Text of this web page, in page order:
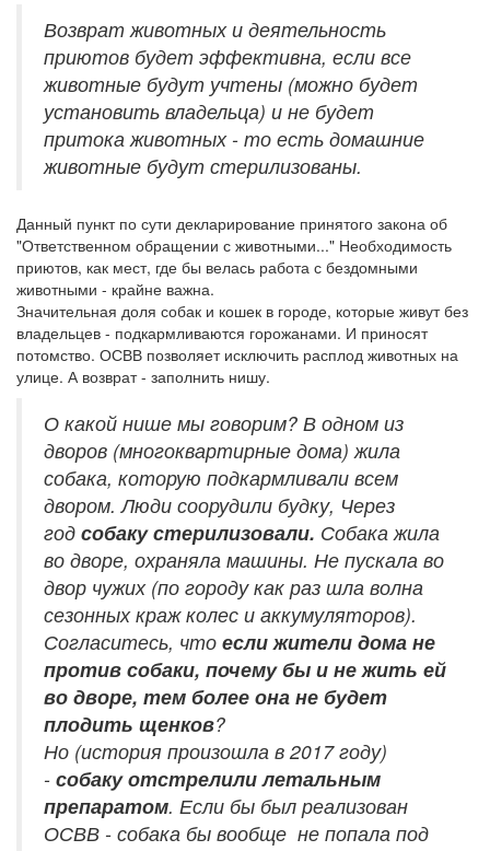
Возврат животных и деятельность
приютов будет эффективна, если все
животные будут учтены (можно будет
установить владельца) и не будет
притока животных - то есть домашние
животные будут стерилизованы.
Данный пункт по сути декларирование принятого закона об
"Ответственном обращении с животными..." Необходимость
приютов, как мест, где бы велась работа с бездомными
животными - крайне важна.
Значительная доля собак и кошек в городе, которые живут без
владельцев - подкармливаются горожанами. И приносят
потомство. ОСВВ позволяет исключить расплод животных на
улице. А возврат - заполнить нишу.
О какой нише мы говорим? В одном из
дворов (многоквартирные дома) жила
собака, которую подкармливали всем
двором. Люди соорудили будку, Через
год собаку стерилизовали. Собака жила
во дворе, охраняла машины. Не пускала во
двор чужих (по городу как раз шла волна
сезонных краж колес и аккумуляторов).
Согласитесь, что если жители дома не
против собаки, почему бы и не жить ей
во дворе, тем более она не будет
плодить щенков?
Но (история произошла в 2017 году)
- собаку отстрелили летальным
препаратом. Если бы был реализован
ОСВВ - собака бы вообще не попала под